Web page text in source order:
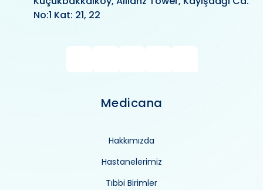
No:1 Kat: 21, 22
Medicana
Hakkımızda
Hastanelerimiz
Tıbbi Birimler